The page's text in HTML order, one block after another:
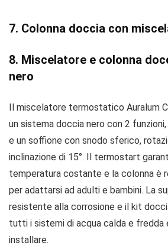
7. Colonna doccia con
8. Miscelatore e colonna
nero
Il miscelatore termostatico Auralum
un sistema doccia nero con 2
e un soffione con snodo sferico,
inclinazione di 15°. Il termostart
temperatura costante e la colonna è
per adattarsi ad adulti e bambini. La
resistente alla corrosione e il kit
tutti i sistemi di acqua calda e fredda
installare.